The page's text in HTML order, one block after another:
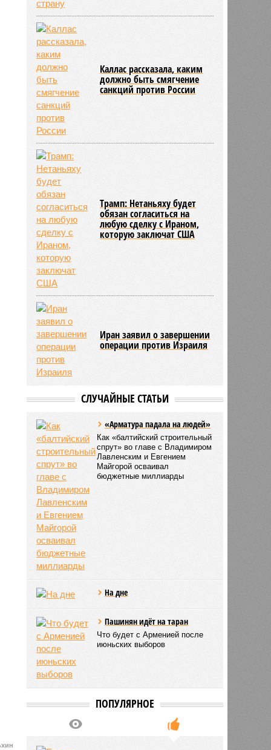
Каллас рассказала, каким
должно быть смягчение
санкций против России
Трамп: Нетаньяху будет
обязан согласиться на
любую сделку с Ираном,
которую заключат США
Иран заявил о завершении
операции против Израиля
СЛУЧАЙНЫЕ СТАТЬИ
«Арматура падала на людей»
Как «балтийский строительный
спрут» во главе с Владимиром
Лавленским и Евгением
Майгорой осваивал
бюджетные миллиарды
На дне
Пашинян идёт на таран
Что будет с Арменией после
июньских выборов
ПОПУЛЯРНОЕ